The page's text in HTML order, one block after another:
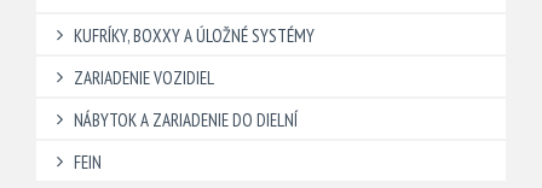
KUFRÍKY, BOXXY A ÚLOŽNÉ SYSTÉMY
ZARIADENIE VOZIDIEL
NÁBYTOK A ZARIADENIE DO DIELNÍ
FEIN